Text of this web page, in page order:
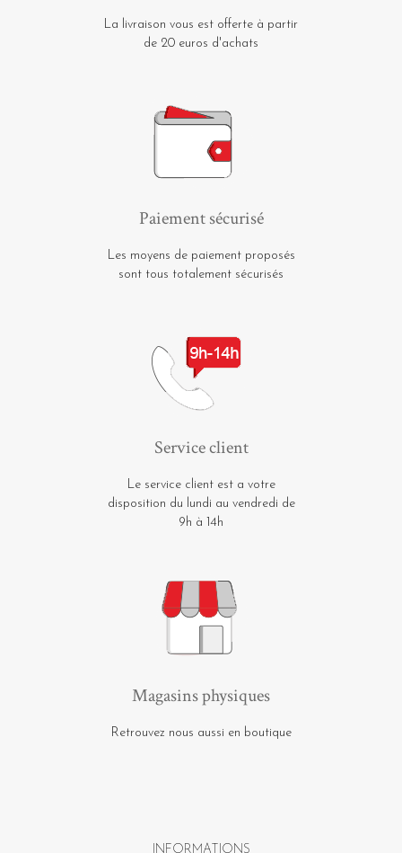
La livraison vous est offerte à partir
de 20 euros d'achats
Paiement sécurisé
Les moyens de paiement proposés
sont tous totalement sécurisés
Service client
Le service client est a votre
disposition du lundi au vendredi de
9h à 14h
Magasins physiques
Retrouvez nous aussi en boutique
INFORMATIONS